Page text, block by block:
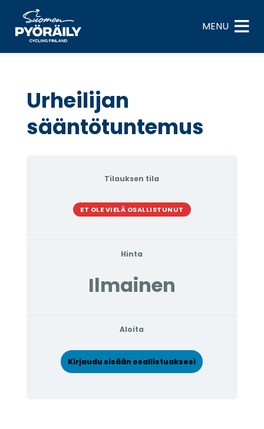
content
MENU
Urheilijan
sääntötuntemus
Tilauksen tila
ET OLE VIELÄ OSALLISTUNUT
Hinta
Ilmainen
Aloita
Kirjaudu sisään osallistuaksesi